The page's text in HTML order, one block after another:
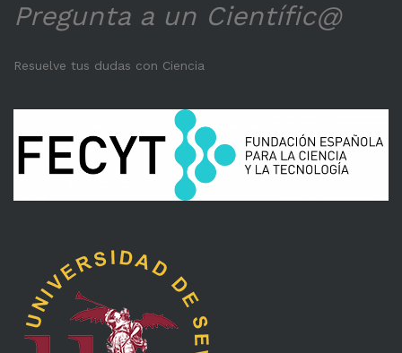
Pregunta a un Científic@
Resuelve tus dudas con Ciencia